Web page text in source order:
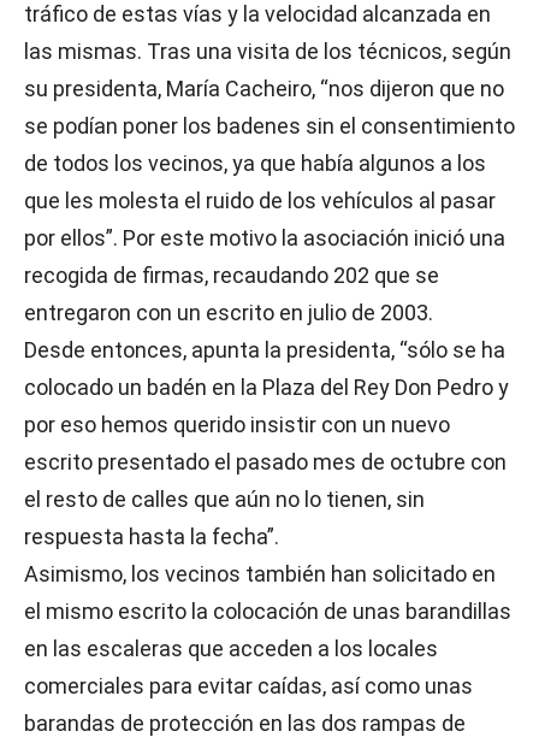
tráfico de estas vías y la velocidad alcanzada en
las mismas. Tras una visita de los técnicos, según
su presidenta, María Cacheiro, “nos dijeron que no
se podían poner los badenes sin el consentimiento
de todos los vecinos, ya que había algunos a los
que les molesta el ruido de los vehículos al pasar
por ellos”. Por este motivo la asociación inició una
recogida de firmas, recaudando 202 que se
entregaron con un escrito en julio de 2003.
Desde entonces, apunta la presidenta, “sólo se ha
colocado un badén en la Plaza del Rey Don Pedro y
por eso hemos querido insistir con un nuevo
escrito presentado el pasado mes de octubre con
el resto de calles que aún no lo tienen, sin
respuesta hasta la fecha”.
Asimismo, los vecinos también han solicitado en
el mismo escrito la colocación de unas barandillas
en las escaleras que acceden a los locales
comerciales para evitar caídas, así como unas
barandas de protección en las dos rampas de